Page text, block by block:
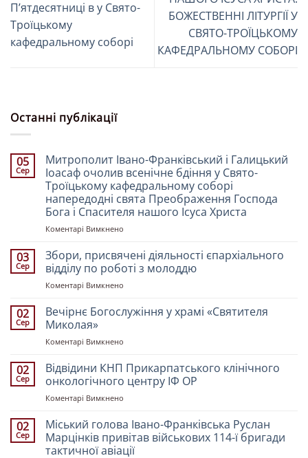
Пʼятдесятниці в у Свято-
Троїцькому
кафедральному соборі
БОЖЕСТВЕННІ ЛІТУРГІЇ У
СВЯТО-ТРОЇЦЬКОМУ
КАФЕДРАЛЬНОМУ СОБОРІ
Останні публікації
05
Сер
Митрополит Івано-Франківський і Галицький
Іоасаф очолив всенічне бдіння у Свято-
Троїцькому кафедральному соборі
напередодні свята Преображення Господа
Бога і Спасителя нашого Ісуса Христа
Коментарі Вимкнено
Івано-
Франківський
і
очолив
всенічне
Троїцькому
кафедральному
Преображення
Господа
Бога
03
Сер
Збори, присвячені діяльності єпархіального
відділу по роботі з молоддю
Коментарі Вимкнено
присвячені
діяльності
роботі
з
молоддю
02
Сер
Вечірнє Богослужіння у храмі «Святителя
Миколая»
Коментарі Вимкнено
Богослужіння
храмі
02
Сер
Відвідини КНП Прикарпатського клінічного
онкологічного центру ІФ ОР
Коментарі Вимкнено
КНП
Прикарпатського
клінічного
онкологічного
02
Сер
Міський голова Івано-Франківська Руслан
Марцінків привітав військових 114-ї бригади
тактичної авіації